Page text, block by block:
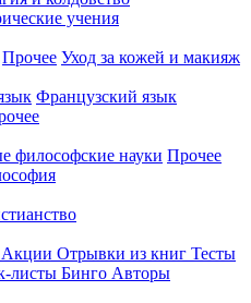
учения
Прочее Уход за кожей и макияж
Французский язык
философские науки Прочее
Акции Отрывки из книг Тесты
листы Бинго Авторы